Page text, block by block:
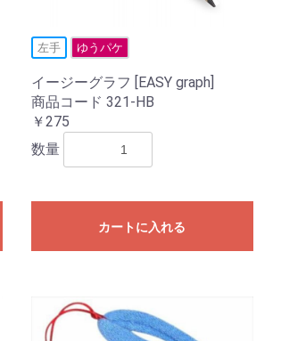
左手 ゆうパケ
イージーグラフ [EASY graph]
商品コード 321-HB
￥275
数量
カートに入れる